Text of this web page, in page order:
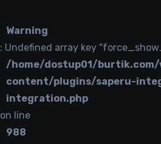
Warning
: Undefined array key
/home/dostup01/burtik.com/
content/plugins/saperu-
integration.php
on line
988